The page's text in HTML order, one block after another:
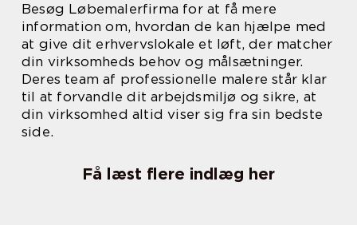
Besøg Løbemalerfirma for at få mere
information om, hvordan de kan hjælpe med
at give dit erhvervslokale et løft, der matcher
din virksomheds behov og målsætninger.
Deres team af professionelle malere står klar
til at forvandle dit arbejdsmiljø og sikre, at
din virksomhed altid viser sig fra sin bedste
side.
Få læst flere indlæg her